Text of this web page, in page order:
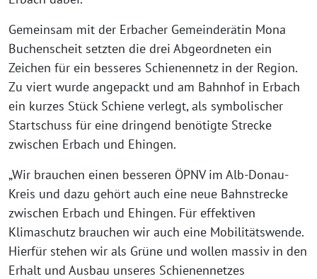
Gemeinsam mit der Erbacher Gemeinderätin Mona
Buchenscheit setzten die drei Abgeordneten ein
Zeichen für ein besseres Schienennetz in der Region.
Zu viert wurde angepackt und am Bahnhof in Erbach
ein kurzes Stück Schiene verlegt, als symbolischer
Startschuss für eine dringend benötigte Strecke
zwischen Erbach und Ehingen.
„Wir brauchen einen besseren ÖPNV im Alb-Donau-
Kreis und dazu gehört auch eine neue Bahnstrecke
zwischen Erbach und Ehingen. Für effektiven
Klimaschutz brauchen wir auch eine Mobilitätswende.
Hierfür stehen wir als Grüne und wollen massiv in den
Erhalt und Ausbau unseres Schienennetzes